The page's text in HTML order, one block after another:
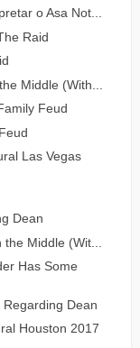
o Asa Not...
Raid
Middle (With...
Feud
Las Vegas
Dean
Middle (Wit...
Has Some
Dean
Houston 2017